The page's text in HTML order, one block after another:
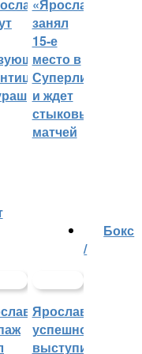
«Ярославич»
занял
15-е
место в
Суперлиге
и ждет
стыковых
матчей
Ярославцы
успешно
выступили
Бокс
/